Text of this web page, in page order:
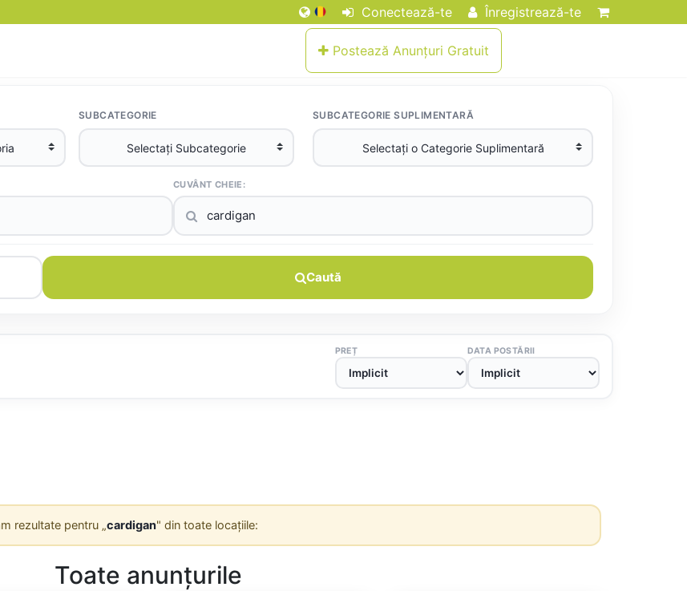
Conectează-te Înregistrează-te
Postează Anunțuri Gratuit
SUBCATEGORIE SUBCATEGORIE SUPLIMENTARĂ
CUVÂNT CHEIE:
Caută
PREȚ DATA POSTĂRII
rezultate pentru „cardigan" din toate locațiile:
Toate anunțurile